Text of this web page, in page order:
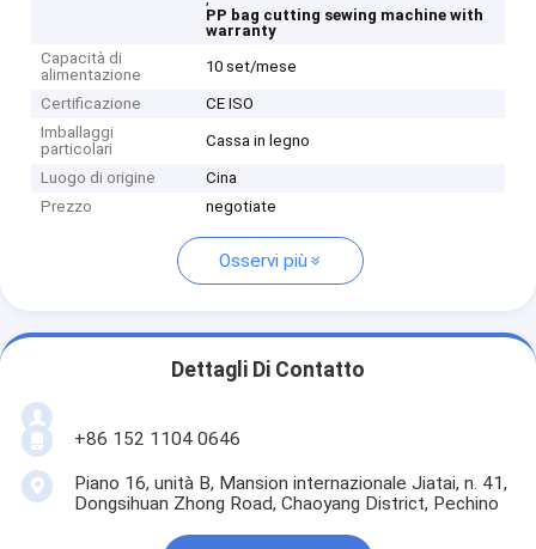
PP bag cutting sewing machine with
warranty
Capacità di
alimentazione
10 set/mese
Certificazione
CE ISO
Imballaggi
particolari
Cassa in legno
Luogo di origine
Cina
Prezzo
negotiate
Osservi più
Dettagli Di Contatto
+86 152 1104 0646
Piano 16, unità B, Mansion internazionale Jiatai, n. 41,
Dongsihuan Zhong Road, Chaoyang District, Pechino